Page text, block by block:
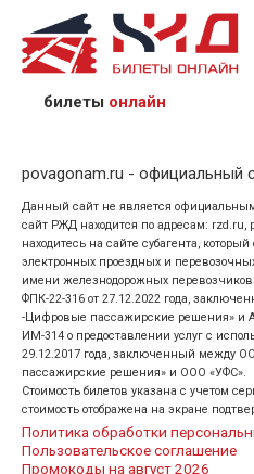
назвав кассиру 14-
предъявив удостоверение
кого оформлен билет.
билеты онлайн
povagonam.ru - официальный
Данный сайт не является
сайт РЖД находится по адресам:
находитесь на сайте субагента,
электронных проездных и
имени железнодорожных
ФПК-22-316 от 27.12.2022 года,
-Цифровые пассажирские решения» и
ИМ-314 о предоставлении услуг с
29.12.2017 года, заключенный между
пассажирские решения» и ООО «УФС».
Стоимость билетов указана с учетом
стоимость отображена на экране
Политика обработки
Пользовательское соглашение
Промокоды на август 2026